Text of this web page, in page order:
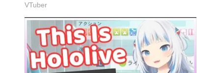
VTuber